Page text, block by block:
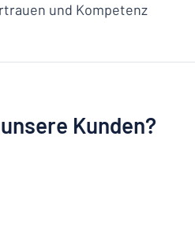
und Kompetenz
Kunden?